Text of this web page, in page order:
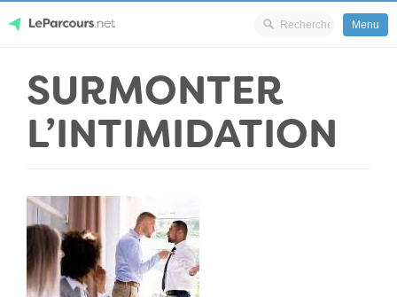
content
LeParcours.net
Menu
SURMONTER
L’INTIMIDATION